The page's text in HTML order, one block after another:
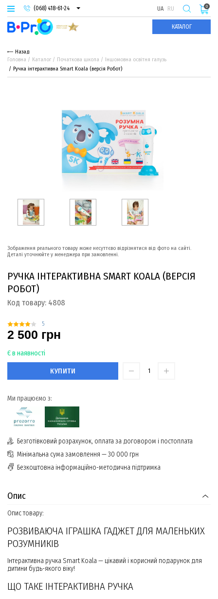
(068) 418-61-24
(093) 974-66-94
(095) 987-29-55
UA RU
КАТАЛОГ
0
Назад
Головна
Каталог Початкова школа
Іншомовна освітня галузь
Ручка інтерактивна Smart Koala (версія Робот)
Зображення реального товару може несуттєво відрізнятися від фото на сайті.
Деталі уточнюйте у менеджера при замовленні.
РУЧКА ІНТЕРАКТИВНА SMART KOALA (ВЕРСІЯ
РОБОТ)
Код товару: 4808
5
2 500 грн
Є в наявності
КУПИТИ
Ми працюємо з:
Безготівковий розрахунок, оплата за договором і постоплата
Мінімальна сума замовлення — 30 000 грн
Безкоштовна інформаційно-методична підтримка
Опис
Опис товару:
РОЗВИВАЮЧА ІГРАШКА ГАДЖЕТ ДЛЯ МАЛЕНЬКИХ
РОЗУМНИКІВ
Інтерактивна ручка Smart Koala — цікавий і корисний подарунок для
дитини будь-якого віку!
ЩО ТАКЕ ІНТЕРАКТИВНА РУЧКА